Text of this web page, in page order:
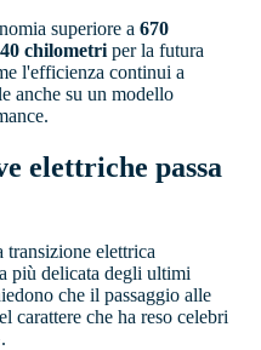
superiore a 670
chilometri per la futura
l'efficienza continui a
anche su un modello
elettriche passa
transizione elettrica
più delicata degli ultimi
che il passaggio alle
carattere che ha reso celebri